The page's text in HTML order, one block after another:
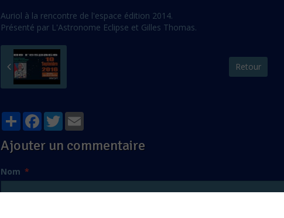
Auriol à la rencontre de l'espace édition 2014.
Présenté par L'Astronome Eclipse et Gilles Thomas.
Retour
PartagerFacebook
TwitterEmail
Ajouter un commentaire
Nom